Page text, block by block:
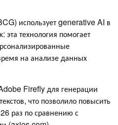
использует generative AI в
эта технология помогает
на анализе данных
Firefly для генерации
что позволило повысить
раз по сравнению с